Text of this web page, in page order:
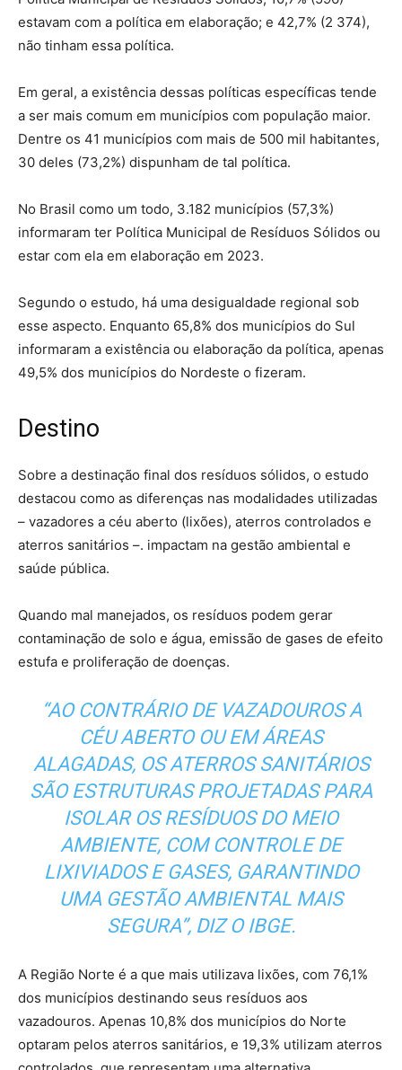
estavam com a política em elaboração; e 42,7% (2 374),
não tinham essa política.
Em geral, a existência dessas políticas específicas tende
a ser mais comum em municípios com população maior.
Dentre os 41 municípios com mais de 500 mil habitantes,
30 deles (73,2%) dispunham de tal política.
No Brasil como um todo, 3.182 municípios (57,3%)
informaram ter Política Municipal de Resíduos Sólidos ou
estar com ela em elaboração em 2023.
Segundo o estudo, há uma desigualdade regional sob
esse aspecto. Enquanto 65,8% dos municípios do Sul
informaram a existência ou elaboração da política, apenas
49,5% dos municípios do Nordeste o fizeram.
Destino
Sobre a destinação final dos resíduos sólidos, o estudo
destacou como as diferenças nas modalidades utilizadas
– vazadores a céu aberto (lixões), aterros controlados e
aterros sanitários –. impactam na gestão ambiental e
saúde pública.
Quando mal manejados, os resíduos podem gerar
contaminação de solo e água, emissão de gases de efeito
estufa e proliferação de doenças.
“AO CONTRÁRIO DE VAZADOUROS A
CÉU ABERTO OU EM ÁREAS
ALAGADAS, OS ATERROS SANITÁRIOS
SÃO ESTRUTURAS PROJETADAS PARA
ISOLAR OS RESÍDUOS DO MEIO
AMBIENTE, COM CONTROLE DE
LIXIVIADOS E GASES, GARANTINDO
UMA GESTÃO AMBIENTAL MAIS
SEGURA”, DIZ O IBGE.
A Região Norte é a que mais utilizava lixões, com 76,1%
dos municípios destinando seus resíduos aos
vazadouros. Apenas 10,8% dos municípios do Norte
optaram pelos aterros sanitários, e 19,3% utilizam aterros